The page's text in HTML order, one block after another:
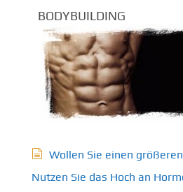
BODYBUILDING
Wollen Sie einen
Nutzen Sie das Hoch an